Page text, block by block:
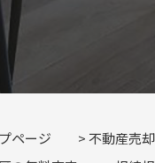
ページ
不動産売却